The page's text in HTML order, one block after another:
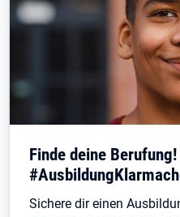
Finde deine Berufung!
Sichere dir einen